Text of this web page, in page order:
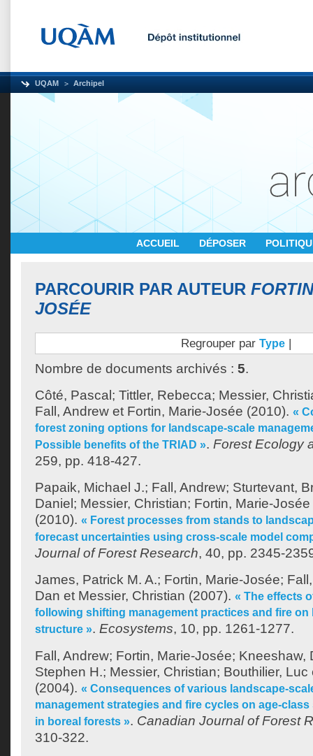
UQAM Archipel
ACCUEIL DÉPOSER
PARCOURIR PAR AUTEUR
JOSÉE
Regrouper par Type |
Nombre de documents archivés : 5.
Côté, Pascal ; Tittler, Rebecca; Messier,
Fall, Andrew et Fortin, Marie-Josée (2010). «
forest zoning options for landscape-scale
Possible benefits of the TRIAD ». Forest Ecology
259, pp. 418-427.
Papaik, Michael J.; Fall, Andrew; Sturtevant,
Daniel ; Messier, Christian; Fortin, Marie-Josée
(2010). « Forest processes from stands to
forecast uncertainties using cross-scale model
Journal of Forest Research, 40, pp. 2345-
James, Patrick M. A.; Fortin, Marie-Josée;
Dan et Messier, Christian (2007). « The effects
following shifting management practices and fire on
structure ». Ecosystems, 10, pp. 1261-1277.
Fall, Andrew; Fortin, Marie-Josée; Kneeshaw,
Stephen H.; Messier, Christian; Bouthilier, Luc
(2004). « Consequences of various landscape-
management strategies and fire cycles on age-
in boreal forests ». Canadian Journal of Forest
310-322.